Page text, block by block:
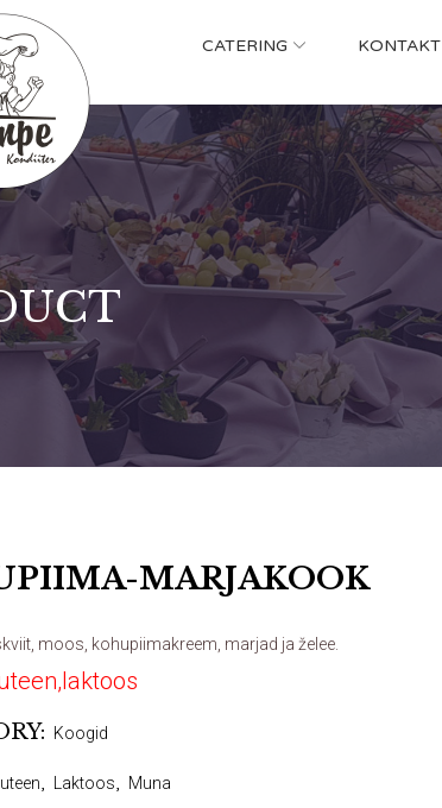
CATERING KONTAKT
MARJAKOOK
moos, kohupiimakreem, marjad ja želee.
Koogid
, Laktoos, Muna